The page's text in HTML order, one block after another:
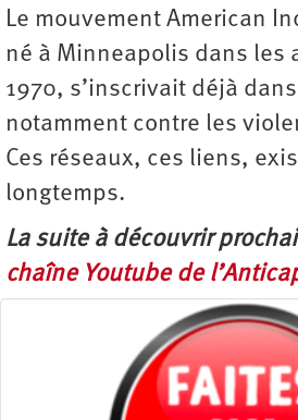
Le mouvement American
né à Minneapolis dans les
1970, s’inscrivait déjà
notamment contre les
Ces réseaux, ces liens,
longtemps.
La suite à découvrir
chaîne Youtube de